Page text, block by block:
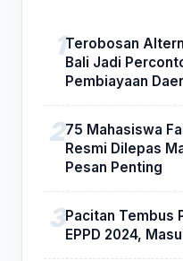
Terobosan
Bali Jadi
Pembiayaan
75 Mahasiswa
Resmi Dilepas
Pesan Penting
Pacitan Tembus
EPPD 2024,